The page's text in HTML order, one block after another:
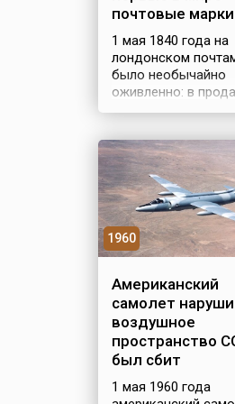
почтовые марки
1 мая 1840 года на
лондонском
было необычайно
оживленно: в
поступили первые
портретом
Виктории. Черная
один пенни, синяя
пенса. А с 6 мая
разрешили
конверты и
при пересылке
использования
оплаты почтовых
отправлений был
английский
Роулэнд Хилл, в
1960
Американский
самолет
воздушное
пространство
был сбит
1 мая 1960 года